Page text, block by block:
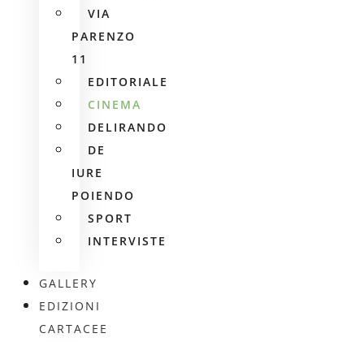
VIA
PARENZO
11
EDITORIALE
CINEMA
DELIRANDO
DE
IURE
POIENDO
SPORT
INTERVISTE
GALLERY
EDIZIONI
CARTACEE